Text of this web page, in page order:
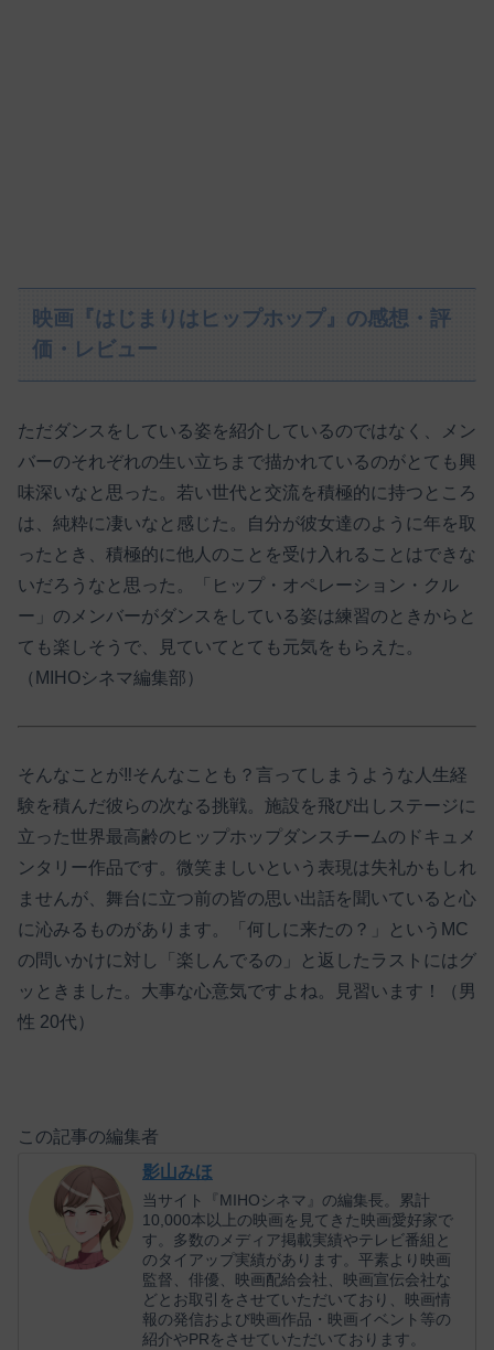
映画『はじまりはヒップホップ』の感想・評
価・レビュー
ただダンスをしている姿を紹介しているのではなく、メン
バーのそれぞれの生い立ちまで描かれているのがとても興
味深いなと思った。若い世代と交流を積極的に持つところ
は、純粋に凄いなと感じた。自分が彼女達のように年を取
ったとき、積極的に他人のことを受け入れることはできな
いだろうなと思った。「ヒップ・オペレーション・クル
ー」のメンバーがダンスをしている姿は練習のときからと
ても楽しそうで、見ていてとても元気をもらえた。
（MIHOシネマ編集部）
そんなことが‼そんなことも？言ってしまうような人生経
験を積んだ彼らの次なる挑戦。施設を飛び出しステージに
立った世界最高齢のヒップホップダンスチームのドキュメ
ンタリー作品です。微笑ましいという表現は失礼かもしれ
ませんが、舞台に立つ前の皆の思い出話を聞いていると心
に沁みるものがあります。「何しに来たの？」というMC
の問いかけに対し「楽しんでるの」と返したラストにはグ
ッときました。大事な心意気ですよね。見習います！（男
性 20代）
この記事の編集者
影山みほ
当サイト『MIHOシネマ』の編集長。累計
10,000本以上の映画を見てきた映画愛好家で
す。多数のメディア掲載実績やテレビ番組と
のタイアップ実績があります。平素より映画
監督、俳優、映画配給会社、映画宣伝会社な
どとお取引をさせていただいており、映画情
報の発信および映画作品・映画イベント等の
紹介やPRをさせていただいております。